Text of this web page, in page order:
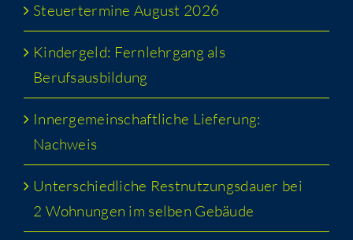
Steu­er­ter­mi­ne August 2026
Kin­der­geld: Fern­lehr­gang als
Berufsausbildung
Inner­ge­mein­schaft­li­che Lie­fe­rung:
Nachweis
Unter­schied­li­che Rest­nut­zungs­dau­er bei
2 Woh­nun­gen im sel­ben Gebäude